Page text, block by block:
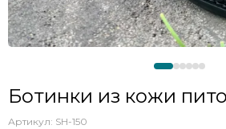
Ботинки из кожи
Артикул: SH-150